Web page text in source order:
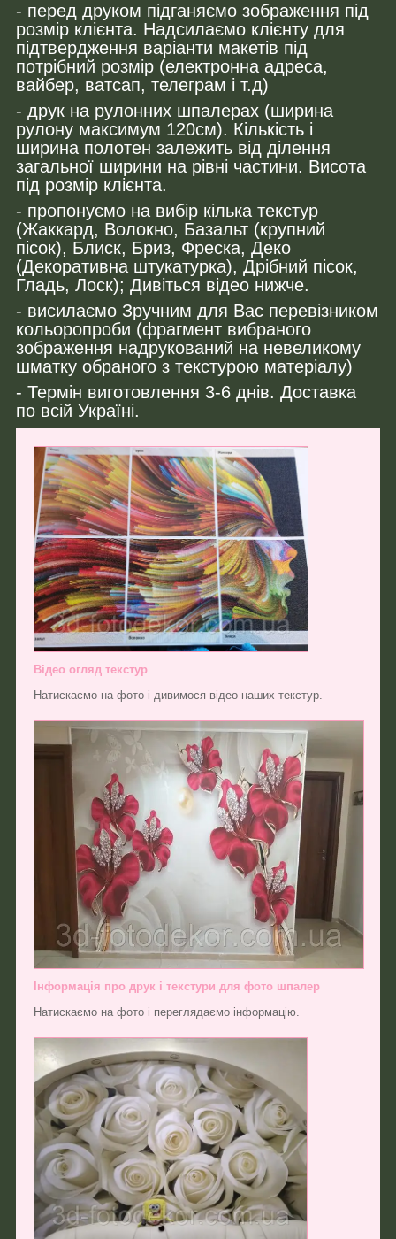
- перед друком підганяємо зображення під
розмір клієнта. Надсилаємо клієнту для
підтвердження варіанти макетів під
потрібний розмір (електронна адреса,
вайбер, ватсап, телеграм і т.д)
- друк на рулонних шпалерах (ширина
рулону максимум 120см). Кількість і
ширина полотен залежить від ділення
загальної ширини на рівні частини. Висота
під розмір клієнта.
- пропонуємо на вибір кілька текстур
(Жаккард, Волокно, Базальт (крупний
пісок), Блиск, Бриз, Фреска, Деко
(Декоративна штукатурка), Дрібний пісок,
Гладь, Лоск); Дивіться відео нижче.
- висилаємо Зручним для Вас перевізником
кольоропроби (фрагмент вибраного
зображення надрукований на невеликому
шматку обраного з текстурою матеріалу)
- Термін виготовлення 3-6 днів. Доставка
по всій Україні.
Відео огляд текстур
Натискаємо на фото і дивимося відео наших текстур.
Інформація про друк і текстури для фото шпалер
Натискаємо на фото і переглядаємо інформацію.